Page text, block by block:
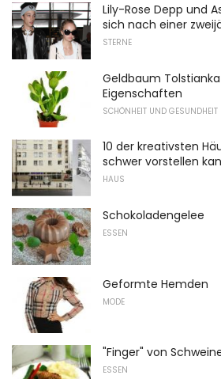
Lily-Rose Depp und
sich nach einer
STERNE
Geldbaum
Eigenschaften
SCHÖNHEIT UND GESUNDHEIT
10 der kreativsten
schwer vorstellen
HAUS
Schokoladengelee
ESSEN
Geformte Hemden
MODE
"Finger" von
ESSEN